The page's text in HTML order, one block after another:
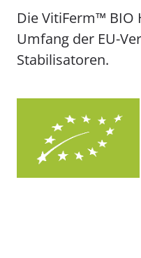
Die VitiFerm™
Umfang der EU-
Stabilisatoren.